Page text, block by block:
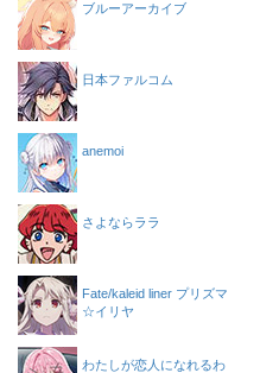
ブルーアーカイブ
日本ファルコム
anemoi
さよならララ
Fate/kaleid liner プリズマ
☆イリヤ
わたしが恋人になれるわ